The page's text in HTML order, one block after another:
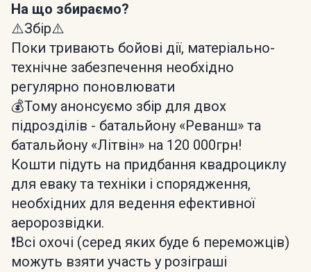
На що збираємо?
⚠️Збір⚠️
Поки тривають бойові дії, матеріально-
технічне забезпечення необхідно
регулярно поновлювати
💰Тому анонсуємо збір для двох
підрозділів - батальйону «Реванш» та
батальйону «Літвін» на 120 000грн!
Кошти підуть на придбання квадроциклу
для еваку та техніки і спорядження,
необхідних для ведення ефективної
аеророзвідки.
❗️Всі охочі (серед яких буде 6 переможців)
можуть взяти участь у розіграші